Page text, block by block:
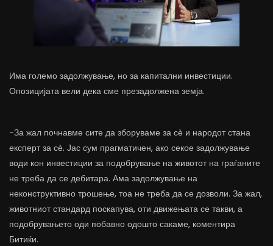
Има големо задолжување, но за капитални инвестиции.
Опозицијата вели дека сме презадолжена земја.
-За жал почнавме сите да зборуваме за сѐ и народот стана
експерт за сѐ. Јас сум прагматичен, ако секое задолжување
води кон инвестиции за подобрување на животот на граѓаните
не треба да се дебитара. Ама задолжување на
неконструктивно трошење, тоа не треба да се дозволи. За жал,
животниот стандард поскапува, оти движењата се такви, а
подобрувањето оди побавно одошто сакаме, коментира
Битиќи.